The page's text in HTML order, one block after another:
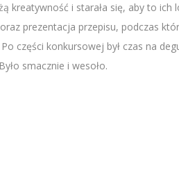
kreatywność i starała się, aby to
prezentacja przepisu, podczas
części konkursowej był czas na
smacznie i wesoło.